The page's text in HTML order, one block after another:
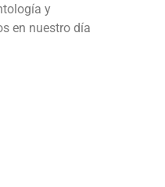
y
en nuestro día